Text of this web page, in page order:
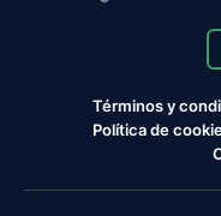
Términos y
Política de